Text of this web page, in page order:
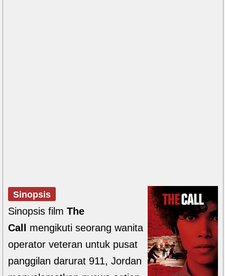
Sinopsis
Sinopsis film The
Call
mengikuti seorang wanita
operator veteran untuk pusat
panggilan darurat 911, Jordan